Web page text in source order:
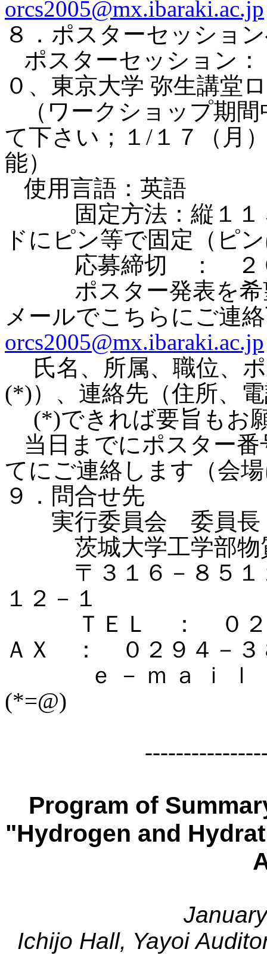
orcs2005@mx.ibaraki.ac.jp
８．ポスターセッショ
ポスターセッション
０、 東京大学 弥生講堂
（ワークショップ期
て下さい；１ / １７（月
能）
使用言語：英語
固定方法：縦１１
ドにピン等で固定（ピ
応募締切 ： ２０
ポスター発表を希望
メールでこちらにご
orcs2005@mx.ibaraki.ac.jp
氏名、所属、職位、
(*)）、連絡先（住所、
(*)できれば要旨もお
当日までにポスター
てにご連絡します（会
９．問合せ先
実行委員会 委員
茨城大学工学部物
〒３１６－８５
１２－１
ＴＥＬ ： ０２９
ＡＸ ： ０２９４－３
ｅ－ｍａｉ
(*=@)
Program of
"Hydrogen and
Ichijo Hall, Yayoi